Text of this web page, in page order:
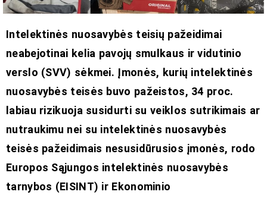
Intelektinės nuosavybės teisių pažeidimai
neabejotinai kelia pavojų smulkaus ir vidutinio
verslo (SVV) sėkmei. Įmonės, kurių intelektinės
nuosavybės teisės buvo pažeistos, 34 proc.
labiau rizikuoja susidurti su veiklos sutrikimais ar
nutraukimu nei su intelektinės nuosavybės
teisės pažeidimais nesusidūrusios įmonės, rodo
Europos Sąjungos intelektinės nuosavybės
tarnybos (EISINT) ir Ekonominio